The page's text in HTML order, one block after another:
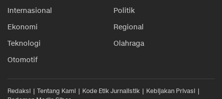
Internasional
Politik
Ekonomi
Regional
Teknologi
Olahraga
Otomotif
Redaksi Tentang Kami Kode Etik Jurnalistik
Kebijakan Privasi